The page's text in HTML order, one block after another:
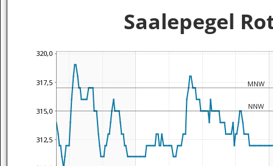
Saalepegel